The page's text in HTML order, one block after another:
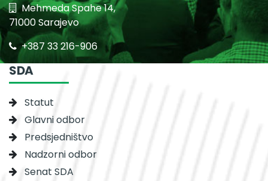
Mehmeda Spahe 14,
71000 Sarajevo
+387 33 216-906
SDA
Statut
Glavni odbor
Predsjedništvo
Nadzorni odbor
Senat SDA